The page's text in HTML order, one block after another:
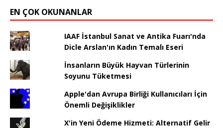
EN ÇOK OKUNANLAR
IAAF İstanbul Sanat ve Antika Fuarı'nda
Dicle Arslan'ın Kadın Temalı Eseri
İnsanların Büyük Hayvan Türlerinin
Soyunu Tüketmesi
Apple'dan Avrupa Birliği Kullanıcıları İçin
Önemli Değişiklikler
X'in Yeni Ödeme Hizmeti: Alternatif Gelir